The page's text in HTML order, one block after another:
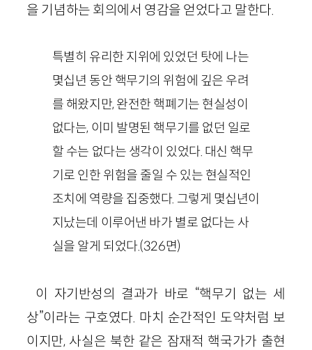
을 기념하는 회의에서 영감을 얻었다고 말한다.
특별히 유리한 지위에 있었던 탓에 나는
몇십년 동안 핵무기의 위험에 깊은 우려
를 해왔지만, 완전한 핵폐기는 현실성이
없다는, 이미 발명된 핵무기를 없던 일로
할 수는 없다는 생각이 있었다. 대신 핵무
기로 인한 위험을 줄일 수 있는 현실적인
조치에 역량을 집중했다. 그렇게 몇십년이
지났는데 이루어낸 바가 별로 없다는 사
실을 알게 되었다.(326면)
이 자기반성의 결과가 바로 “핵무기 없는 세
상”이라는 구호였다. 마치 순간적인 도약처럼 보
이지만, 사실은 북한 같은 잠재적 핵국가가 출현